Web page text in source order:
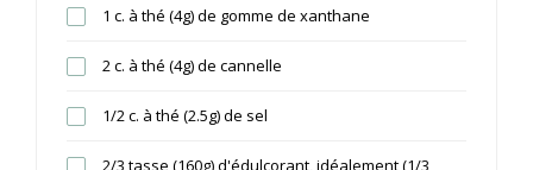
1 c. à thé (4g) de gomme de xanthane
2 c. à thé (4g) de cannelle
1/2 c. à thé (2.5g) de sel
2/3 tasse (160g) d'édulcorant, idéalement (1/3